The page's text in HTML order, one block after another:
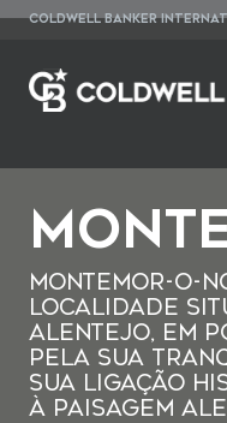
COLDWELL BANKER
Montemor-o-
localidade
Alentejo, em
pela sua
sua ligação
à paisagem